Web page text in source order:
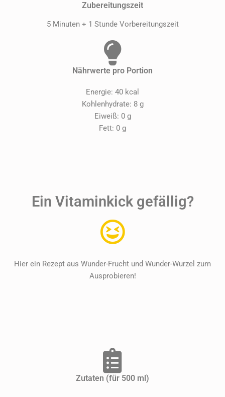
Zubereitungszeit
5 Minuten + 1 Stunde Vorbereitungszeit
Nährwerte pro Portion
Energie: 40 kcal
Kohlenhydrate: 8 g
Eiweiß: 0 g
Fett: 0 g
Ein Vitaminkick gefällig?
Hier ein Rezept aus Wunder-Frucht und Wunder-Wurzel zum
Ausprobieren!
Zutaten (für 500 ml)